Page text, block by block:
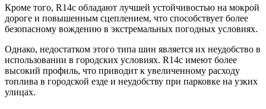
Кроме того, R14c обладают лучшей устойчивостью на мокрой
дороге и повышенным сцеплением, что способствует более
безопасному вождению в экстремальных погодных условиях.
Однако, недостатком этого типа шин является их неудобство в
использовании в городских условиях. R14c имеют более
высокий профиль, что приводит к увеличенному расходу
топлива в городской езде и неудобству при парковке на узких
улицах.